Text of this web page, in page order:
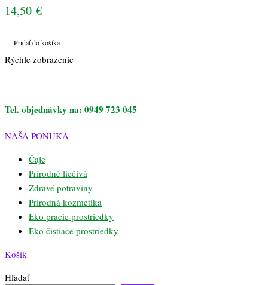
14,50 €
Pridať do košíka
Rýchle zobrazenie
Tel. objednávky na: 0949 723 045
NAŠA PONUKA
Čaje
Prírodné liečivá
Zdravé potraviny
Prírodná kozmetika
Eko pracie prostriedky
Eko čistiace prostriedky
Košík
Hľadať